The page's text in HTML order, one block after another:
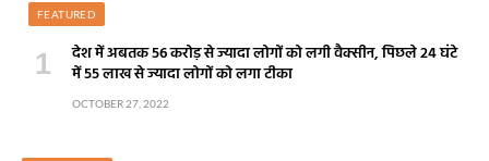
FEATURED
देश में अबतक 56 करोड़ से ज्यादा लोगों को लगी वैक्सीन, पिछले 24 घंटे
में 55 लाख से ज्यादा लोगों को लगा टीका
OCTOBER 27, 2022